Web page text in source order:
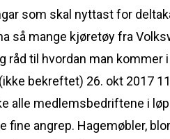
som skal nyttast for
så mange kjøretøy fra
råd til hvordan man
bekreftet) 26. okt 2017
alle medlemsbedriftene i
fine angrep. Hagemøbler,